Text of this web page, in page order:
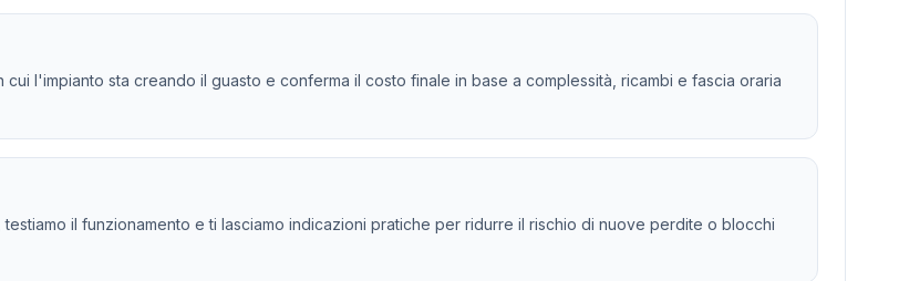
l'impianto sta creando il guasto e conferma il costo finale in base a complessità, ricambi e fascia oraria
il funzionamento e ti lasciamo indicazioni pratiche per ridurre il rischio di nuove perdite o blocchi